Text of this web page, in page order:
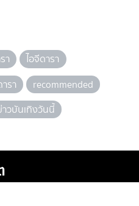
า
ไอจีดารา
รา
recommended
าวบันเทิงวันนี้